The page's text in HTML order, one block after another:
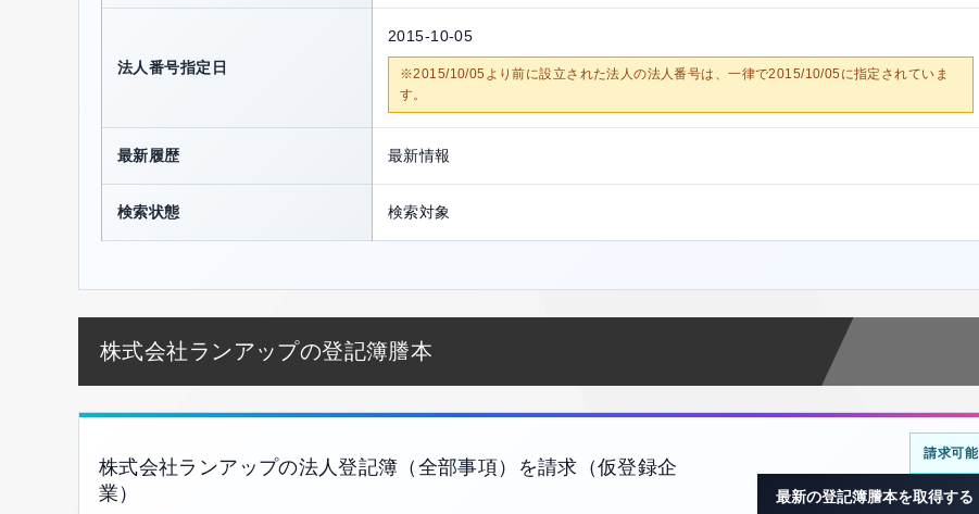
法人番号指定日
2015-10-05
※2015/10/05より前に設立された法人の法人番号は、一律で2015/10/05に指定されていま
す。
最新履歴 最新情報
検索状態 検索対象
株式会社ランアップの登記簿謄本
株式会社ランアップの法人登記簿（全部事項）を請求（仮登録企
業）
請求可能
最新の登記簿謄本を取得する